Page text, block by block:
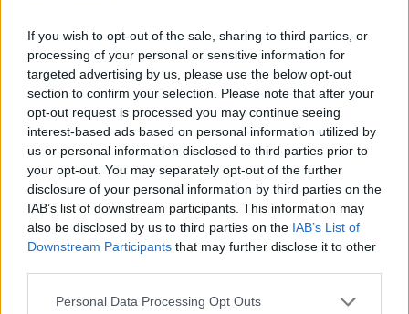
If you wish to opt-out of the sale, sharing to third parties, or
processing of your personal or sensitive information for
targeted advertising by us, please use the below opt-out
section to confirm your selection. Please note that after your
opt-out request is processed you may continue seeing
interest-based ads based on personal information utilized by
us or personal information disclosed to third parties prior to
your opt-out. You may separately opt-out of the further
disclosure of your personal information by third parties on the
IAB’s list of downstream participants. This information may
also be disclosed by us to third parties on the IAB’s List of
Downstream Participants that may further disclose it to other
Please note that this website/app uses one or more Google
Personal Data Processing Opt Outs
Molte novità per la Roma
Per la società giallorossa, alla fine della stagione
si concluderà anche la partnership tecnica con la
Nike.La Roma passerà molto probabilmente a
New Balance, e sul web circolano già le prime
immagini circa la nuova misedei capitolini. La
divisa principale dovrebbe richiamare la
tradizione, a cambiare drasticamente
sembrerebbe essere il terzolook
giallo fluo